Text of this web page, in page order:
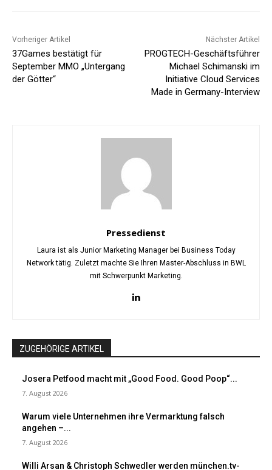
Vorheriger Artikel
37Games bestätigt für
September MMO „Untergang
der Götter“
Nächster Artikel
PROGTECH-Geschäftsführer
Michael Schimanski im
Initiative Cloud Services
Made in Germany-Interview
Pressedienst
Laura ist als Junior Marketing Manager bei Business Today
Network tätig. Zuletzt machte Sie Ihren Master-Abschluss in BWL
mit Schwerpunkt Marketing.
ZUGEHÖRIGE ARTIKEL
Josera Petfood macht mit „Good Food. Good Poop“...
7. August 2026
Warum viele Unternehmen ihre Vermarktung falsch
angehen –...
7. August 2026
Willi Arsan & Christoph Schwedler werden münchen.tv-